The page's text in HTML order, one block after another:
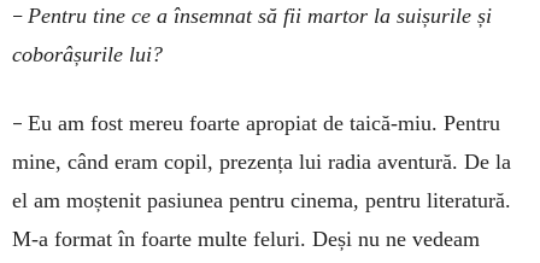
– Pentru tine ce a însemnat să fii martor la suișurile și
coborâșurile lui?
– Eu am fost mereu foarte apropiat de taică-miu. Pentru
mine, când eram copil, prezența lui radia aventură. De la
el am moștenit pasiunea pentru cinema, pentru literatură.
M-a format în foarte multe feluri. Deși nu ne vedeam